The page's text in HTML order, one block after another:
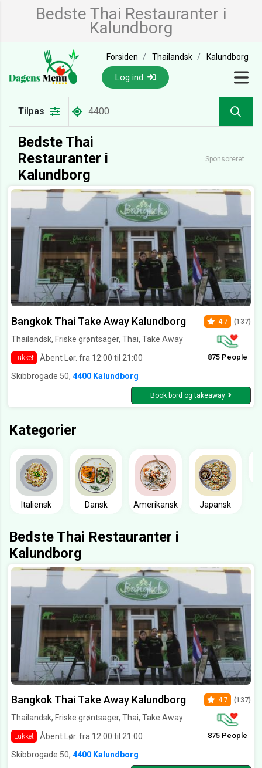
Bedste Thai Restauranter i
Kalundborg
Forsiden Thailandsk Kalundborg
Log ind
Tilpas
Bedste Thai
Restauranter i
Kalundborg
Sponsoreret
Bangkok Thai Take Away Kalundborg
Thailandsk, Friske grøntsager, Thai, Take Away
Lukket Åbent Lør. fra 12:00 til 21:00
4.7 (137)
875 People
Skibbrogade 50, 4400 Kalundborg
Book bord og takeaway
Kategorier
Italiensk Dansk Amerikansk Japansk
Bedste Thai Restauranter i
Kalundborg
Bangkok Thai Take Away Kalundborg
Thailandsk, Friske grøntsager, Thai, Take Away
Lukket Åbent Lør. fra 12:00 til 21:00
4.7 (137)
875 People
Skibbrogade 50, 4400 Kalundborg